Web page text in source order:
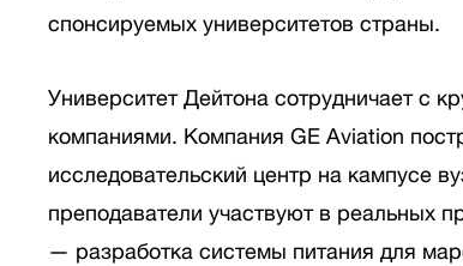
спонсируемых университетов страны.
Университет Дейтона сотрудничает с
компаниями. Компания GE Aviation
исследовательский центр на кампусе
преподаватели участвуют в реальных
— разработка системы питания для